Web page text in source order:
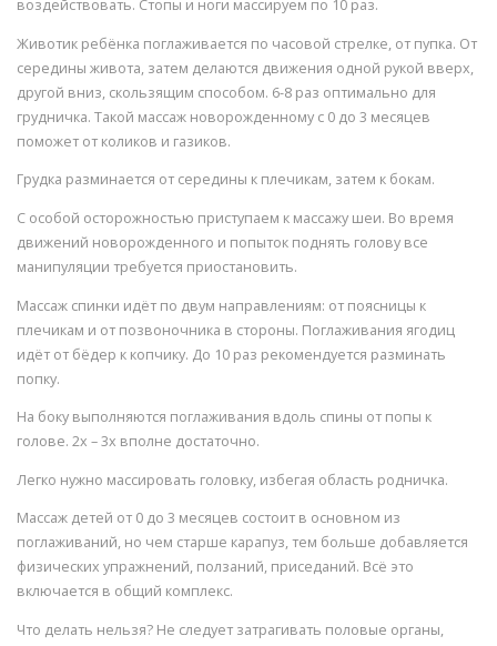
воздействовать. Стопы и ноги массируем по 10 раз.
Животик ребёнка поглаживается по часовой стрелке, от пупка. От
середины живота, затем делаются движения одной рукой вверх,
другой вниз, скользящим способом. 6-8 раз оптимально для
грудничка. Такой массаж новорожденному с 0 до 3 месяцев
поможет от коликов и газиков.
Грудка разминается от середины к плечикам, затем к бокам.
С особой осторожностью приступаем к массажу шеи. Во время
движений новорожденного и попыток поднять голову все
манипуляции требуется приостановить.
Массаж спинки идёт по двум направлениям: от поясницы к
плечикам и от позвоночника в стороны. Поглаживания ягодиц
идёт от бёдер к копчику. До 10 раз рекомендуется разминать
попку.
На боку выполняются поглаживания вдоль спины от попы к
голове. 2х – 3х вполне достаточно.
Легко нужно массировать головку, избегая область родничка.
Массаж детей от 0 до 3 месяцев состоит в основном из
поглаживаний, но чем старше карапуз, тем больше добавляется
физических упражнений, ползаний, приседаний. Всё это
включается в общий комплекс.
Что делать нельзя? Не следует затрагивать половые органы,